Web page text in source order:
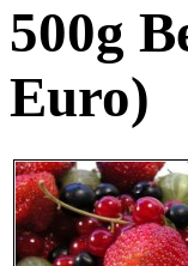
500g
Euro)